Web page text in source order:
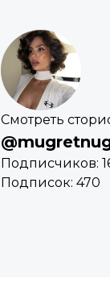
Смотреть
Подписчиков:
Подписок: 470